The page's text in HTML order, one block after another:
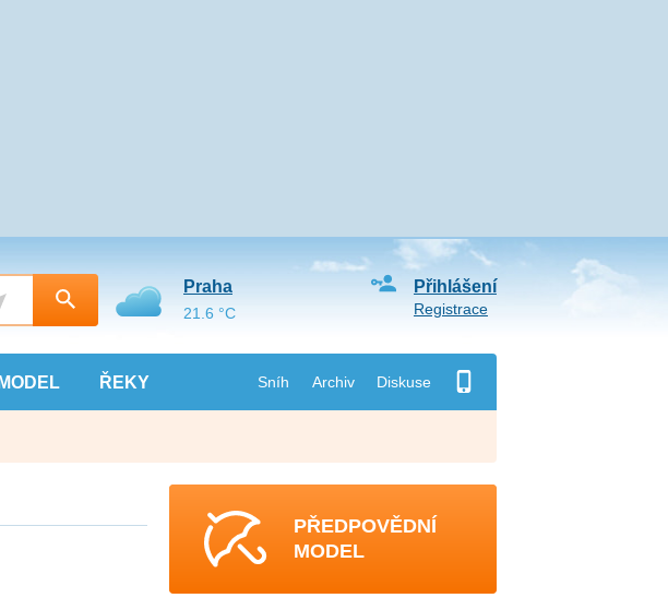
MODEL ŘEKY Sníh Archiv Diskuse
Přihlášení
Registrace
Praha
21.6 °C
PŘEDPOVĚDNÍ
MODEL